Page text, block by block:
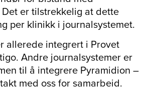
er tilstrekkelig at dette
per klinikk i journalsystemet.
allerede integrert i Provet
Andre journalsystemer er
til å integrere Pyramidion –
med oss for samarbeid.